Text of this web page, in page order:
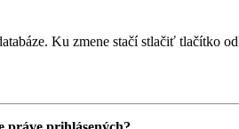
Ku zmene stačí stlačiť tlačítko